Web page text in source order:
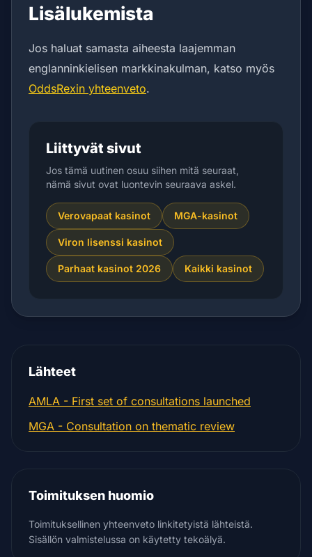
Lisälukemista
Jos haluat samasta aiheesta laajemman
englanninkielisen markkinakulman, katso myös
OddsRexin yhteenveto.
Liittyvät sivut
Jos tämä uutinen osuu siihen mitä seuraat,
nämä sivut ovat luontevin seuraava askel.
Verovapaat kasinot MGA-kasinot
Viron lisenssi kasinot
Parhaat kasinot 2026 Kaikki kasinot
Lähteet
AMLA - First set of consultations launched
MGA - Consultation on thematic review
Toimituksen huomio
Toimituksellinen yhteenveto linkitetyistä lähteistä.
Sisällön valmistelussa on käytetty tekoälyä.